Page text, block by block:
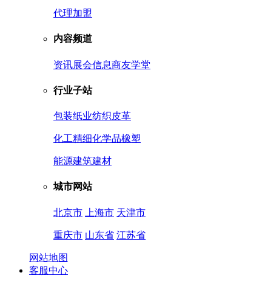
代理加盟
内容频道
资讯展会信息商友学堂
行业子站
包装纸业纺织皮革
化工精细化学品橡塑
能源建筑建材
城市网站
北京市 上海市 天津市
重庆市 山东省 江苏省
网站地图
客服中心